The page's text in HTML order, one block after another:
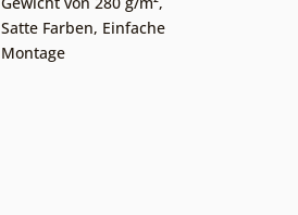
Satte Farben, Einfache
Montage